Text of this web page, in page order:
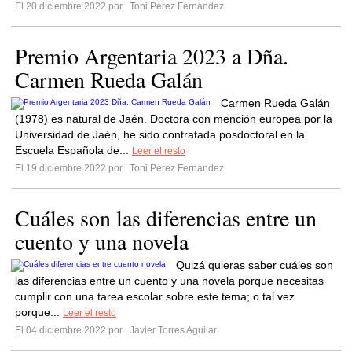
El 20 diciembre 2022 por
Toni Pérez Fernández
Premio Argentaria 2023 a Dña.
Carmen Rueda Galán
Carmen Rueda Galán
(1978) es natural de Jaén. Doctora con mención europea por la
Universidad de Jaén, he sido contratada posdoctoral en la
Escuela Española de...
Leer el resto
El 19 diciembre 2022 por
Toni Pérez Fernández
Cuáles son las diferencias entre un
cuento y una novela
Quizá quieras saber cuáles son
las diferencias entre un cuento y una novela porque necesitas
cumplir con una tarea escolar sobre este tema; o tal vez
porque...
Leer el resto
El 04 diciembre 2022 por
Javier Torres Aguilar